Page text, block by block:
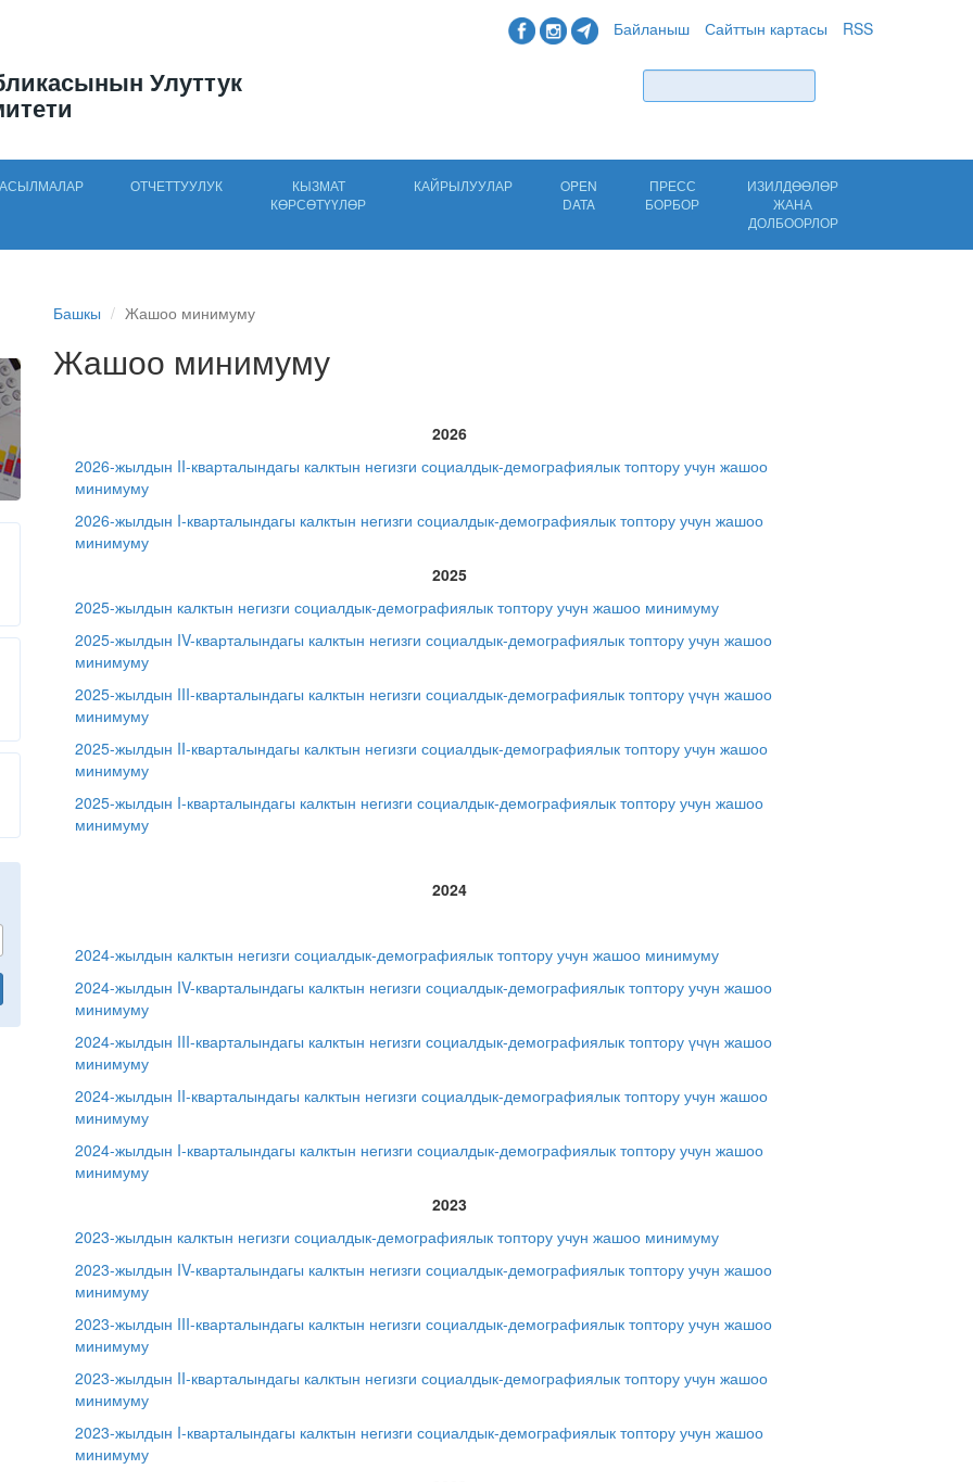
Байланыш Сайттын картасы RSS
Улуттук
ОТЧЕТТУУЛУК
КЫЗМАТ
КӨРСӨТҮҮЛӨР
КАЙРЫЛУУЛАР
OPEN
DATA
ПРЕСС
БОРБОР
ИЗИЛДӨӨЛӨР
ЖАНА
ДОЛБООРЛОР
Башкы Жашоо минимуму
Жашоо минимуму
2026
2026-жылдын II-кварталындагы калктын негизги социалдык-демографиялык топтору учун жашоо
минимуму
2026-жылдын I-кварталындагы калктын негизги социалдык-демографиялык топтору учун жашоо
минимуму
2025
2025-жылдын калктын негизги социалдык-демографиялык топтору учун жашоо минимуму
2025-жылдын IV-кварталындагы калктын негизги социалдык-демографиялык топтору учун жашоо
минимуму
2025-жылдын III-кварталындагы калктын негизги социалдык-демографиялык топтору үчүн жашоо
минимуму
2025-жылдын II-кварталындагы калктын негизги социалдык-демографиялык топтору учун жашоо
минимуму
2025-жылдын I-кварталындагы калктын негизги социалдык-демографиялык топтору учун жашоо
минимуму
2024
2024-жылдын калктын негизги социалдык-демографиялык топтору учун жашоо минимуму
2024-жылдын IV-кварталындагы калктын негизги социалдык-демографиялык топтору учун жашоо
минимуму
2024-жылдын III-кварталындагы калктын негизги социалдык-демографиялык топтору үчүн жашоо
минимуму
2024-жылдын II-кварталындагы калктын негизги социалдык-демографиялык топтору учун жашоо
минимуму
2024-жылдын I-кварталындагы калктын негизги социалдык-демографиялык топтору учун жашоо
минимуму
2023
2023-жылдын калктын негизги социалдык-демографиялык топтору учун жашоо минимуму
2023-жылдын IV-кварталындагы калктын негизги социалдык-демографиялык топтору учун жашоо
минимуму
2023-жылдын III-кварталындагы калктын негизги социалдык-демографиялык топтору учун жашоо
минимуму
2023-жылдын II-кварталындагы калктын негизги социалдык-демографиялык топтору учун жашоо
минимуму
2023-жылдын I-кварталындагы калктын негизги социалдык-демографиялык топтору учун жашоо
минимуму